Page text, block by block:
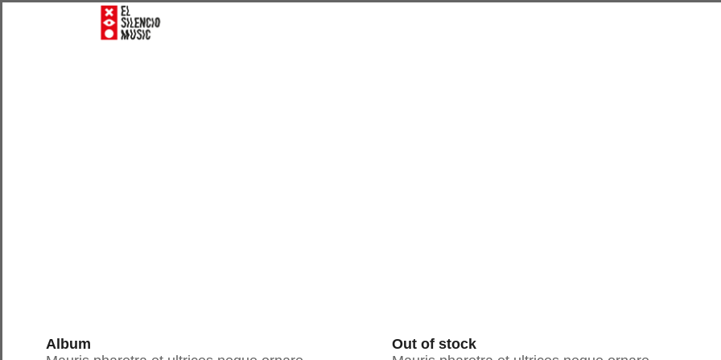
Album
Out of stock